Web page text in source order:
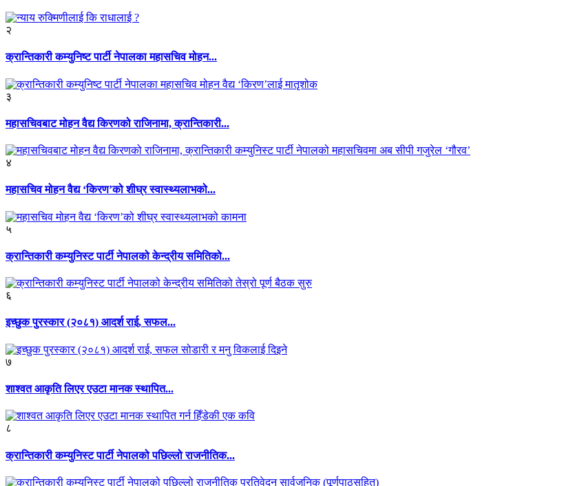
२
क्रान्तिकारी कम्युनिष्ट पार्टी नेपालका महासचिव मोहन...
३
महासचिवबाट मोहन वैद्य किरणको राजिनामा, क्रान्तिकारी...
४
महासचिव मोहन वैद्य ‘किरण’को शीघ्र स्वास्थ्यलाभको...
५
क्रान्तिकारी कम्युनिस्ट पार्टी नेपालको केन्द्रीय समितिको...
६
इच्छुक पुरस्कार (२०८१) आदर्श राई, सफल...
७
शाश्वत आकृति लिएर एउटा मानक स्थापित...
८
क्रान्तिकारी कम्युनिस्ट पार्टी नेपालको पछिल्लो राजनीतिक...